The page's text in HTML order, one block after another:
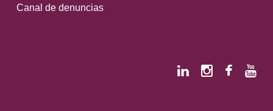
Canal de denuncias